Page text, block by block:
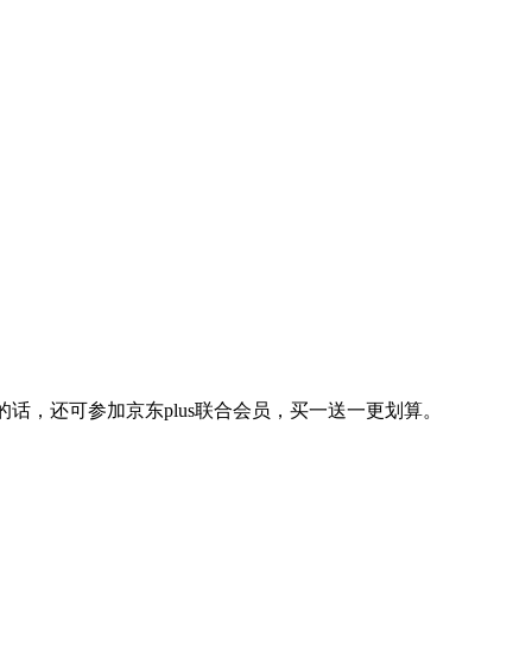
，还可参加京东plus联合会员，买一送一更划算。